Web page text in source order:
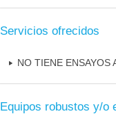
Servicios ofrecidos
NO TIENE ENSAYOS
Equipos robustos y/o